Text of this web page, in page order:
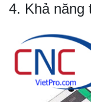
4. Khả năng